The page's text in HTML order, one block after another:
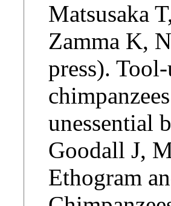
Matsusaka
Zamma K,
press).
unessential
Goodall J,
Ethogram